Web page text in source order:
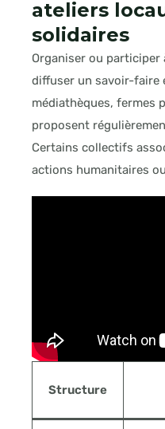
ateliers
solidaires
Organiser ou participer
diffuser un savoir-faire
médiathèques, fermes
proposent
Certains collectifs
actions humanitaires
Structure